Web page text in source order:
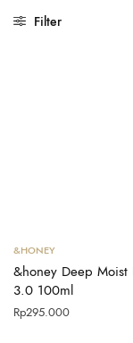
Filter
Tambah ke
&HONEY
&honey Deep
3.0 100ml
Rp295.000